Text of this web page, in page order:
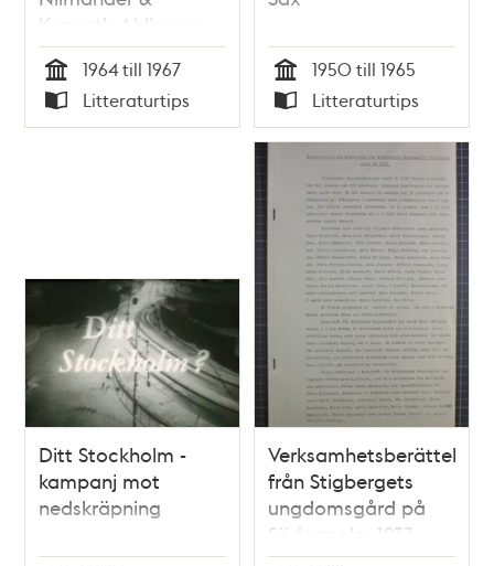
Kenneth Ahlborn ;
fotografier: Nils-
Johan Norenlind
Tid
1964 till 1967
Typ
Litteraturtips Tid
1950 till 1965
Typ
Litteraturtips
Ditt Stockholm -
kampanj mot
nedskräpning
Verksamhetsberättelse
från Stigbergets
ungdomsgård på
Södermalm 1933